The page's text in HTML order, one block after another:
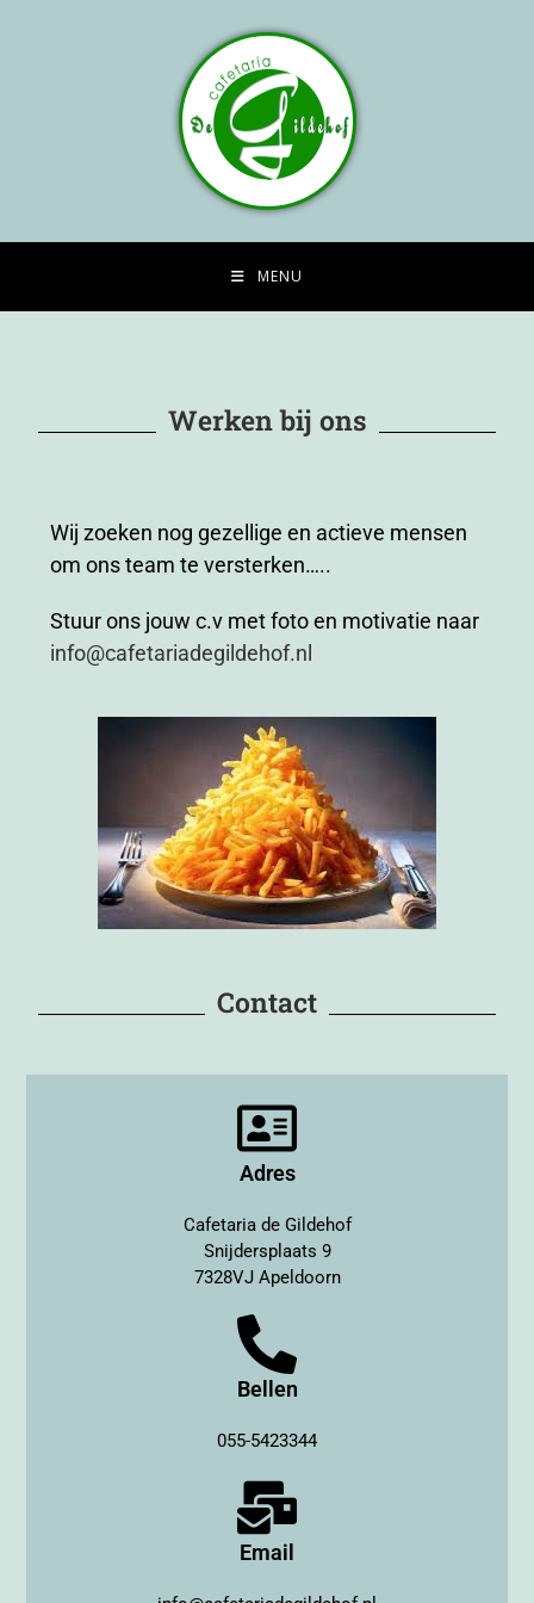
MENU
Werken bij ons
Wij zoeken nog gezellige en actieve mensen
om ons team te versterken…..
Stuur ons jouw c.v met foto en motivatie naar
info@cafetariadegildehof.nl
Contact
Adres
Cafetaria de Gildehof
Snijdersplaats 9
7328VJ Apeldoorn
Bellen
055-5423344
Email